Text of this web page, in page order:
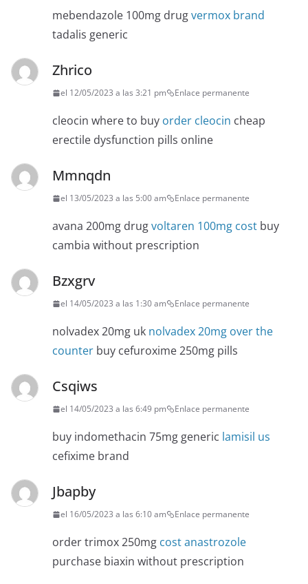
mebendazole 100mg drugvermox brand
tadalis generic
Zhrico
el 12/05/2023 a las 3:21 pm Enlace permanente
cleocin where to buy order cleocin cheap
erectile dysfunction pills online
Mmnqdn
el 13/05/2023 a las 5:00 am Enlace permanente
avana 200mg drugvoltaren 100mg cost buy
cambia without prescription
Bzxgrv
el 14/05/2023 a las 1:30 am Enlace permanente
nolvadex 20mg uk nolvadex 20mg over the
counter buy cefuroxime 250mg pills
Csqiws
el 14/05/2023 a las 6:49 pm Enlace permanente
buy indomethacin 75mg generic lamisil us
cefixime brand
Jbapby
el 16/05/2023 a las 6:10 am Enlace permanente
order trimox 250mg cost anastrozole
purchase biaxin without prescription